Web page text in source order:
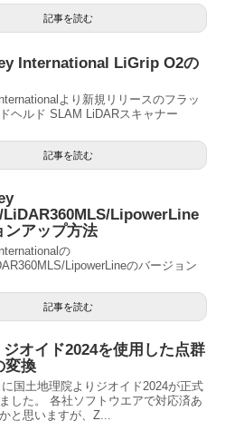
記事を読む
International LiGrip O2の
より新規リリースのフラッ
ヘルド SLAM LiDARスキャナー
記事を読む
LiDAR360MLS/LipowerLine
ンアップ方法
の
LipowerLineのバージョン
記事を読む
オイド2024を使用した点群
変換
国土地理院よりジオイド2024が正式
した。 各社ソフトウエアで対応済あ
と思いますが、Z...